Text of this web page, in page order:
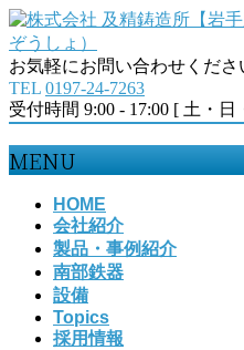
お気軽にお問い合わせくださ
TEL 0197-24-7263
受付時間 9:00 - 17:00 [ 土・
MENU
HOME
会社紹介
製品・事例紹介
南部鉄器
設備
Topics
採用情報